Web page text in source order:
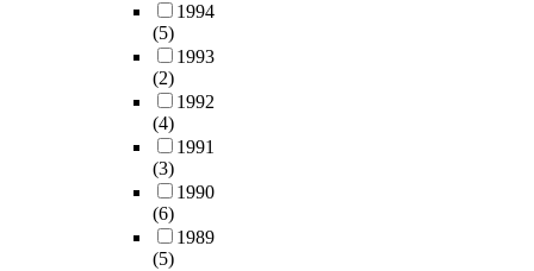
1994
(5)
1993
(2)
1992
(4)
1991
(3)
1990
(6)
1989
(5)